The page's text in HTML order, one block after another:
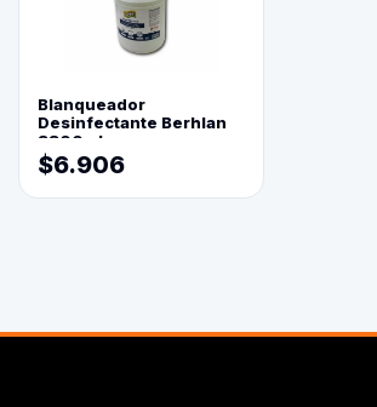
Blanqueador
Desinfectante Berhlan
3800ml
$6.906